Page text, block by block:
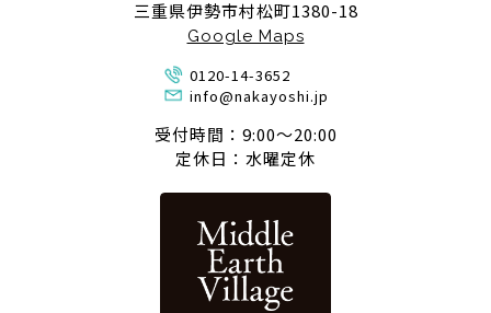
三重県伊勢市村松町1380-18
Google Maps
0120-14-3652
info@nakayoshi.jp
受付時間：9:00〜20:00
定休日：水曜定休